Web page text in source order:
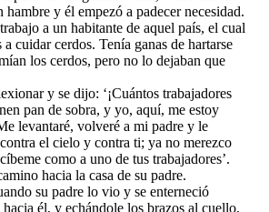
y él empezó a padecer necesidad.
a un habitante de aquel país, el cual
cuidar cerdos. Tenía ganas de hartarse
los cerdos, pero no lo dejaban que
y se dijo: ‘¡Cuántos trabajadores
pan de sobra, y yo, aquí, me estoy
levantaré, volveré a mi padre y le
el cielo y contra ti; ya no merezco
como a uno de tus trabajadores’.
hacia la casa de su padre.
su padre lo vio y se enterneció
él, y echándole los brazos al cuello,